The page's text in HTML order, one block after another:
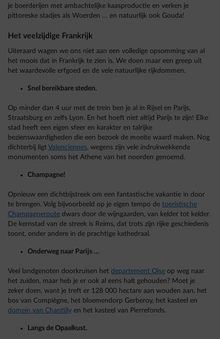
je boerderijen met ambachtelijke kaasproductie en verken je
pittoreske stadjes als Woerden … en natuurlijk ook Gouda!
Het veelzijdige Frankrijk
Uiteraard wagen we ons niet aan een volledige opsomming van al
het moois dat in Frankrijk te zien is. We doen maar een greep uit
het waardevolle erfgoed en de vele natuurlijke rijkdommen.
Snel bereikbare steden.
Op minder dan 4 uur met de trein ben je al in Rijsel en Parijs,
Straatsburg en zelfs Lyon. En het hoeft niet altijd Parijs te zijn! Elke
stad heeft een eigen sfeer en karakter en talrijke
bezienswaardigheden die een bezoek de moeite waard maken. Nog
dichterbij ligt Valenciennes, wegens zijn vele indrukwekkende
monumenten soms het Athene van het noorden genoemd.
Champagne!
Opnieuw een dichtbijstreek om een fantastische vakantie in door
te brengen. Volg bijvoorbeeld op je eigen tempo de toeristische
Champagneroute dwars door de wijngaarden, van kelder tot kelder.
De kernstad van de streek is Reims, dat trots zijn rijke geschiedenis
toont, onder andere in de prachtige kathedraal.
Onderweg naar Parijs …
Veel landgenoten doorkruisen het departement Oise op weg naar
het zuiden, maar heb je er ook al eens halt gehouden? Moet je
zeker doen, want je treft er 128 000 hectare aan wouden aan, het
bos van Compiègne, het bloemendorp Gerberoy, het kasteel en
domein van Chantilly en het kasteel van Pierrefonds.
Langs de Opaalkust.